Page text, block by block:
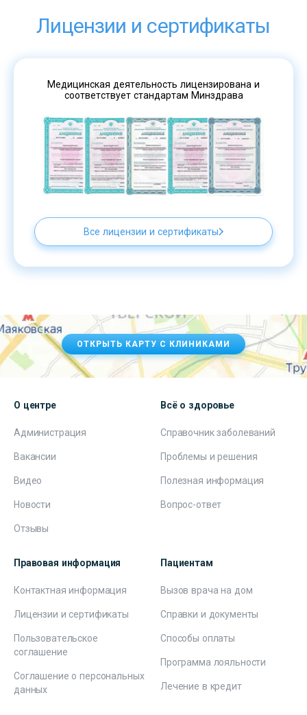
Лицензии и сертификаты
Медицинская деятельность лицензирована и
соответствует стандартам Минздрава
Все лицензии и сертификаты
ОТКРЫТЬ КАРТУ С КЛИНИКАМИ
О центре
Администрация
Вакансии
Видео
Новости
Отзывы
Всё о здоровье
Справочник заболеваний
Проблемы и решения
Полезная информация
Вопрос-ответ
Правовая информация
Контактная информация
Лицензии и сертификаты
Пользовательское
соглашение
Соглашение о персональных
данных
Пациентам
Вызов врача на дом
Справки и документы
Способы оплаты
Программа лояльности
Лечение в кредит